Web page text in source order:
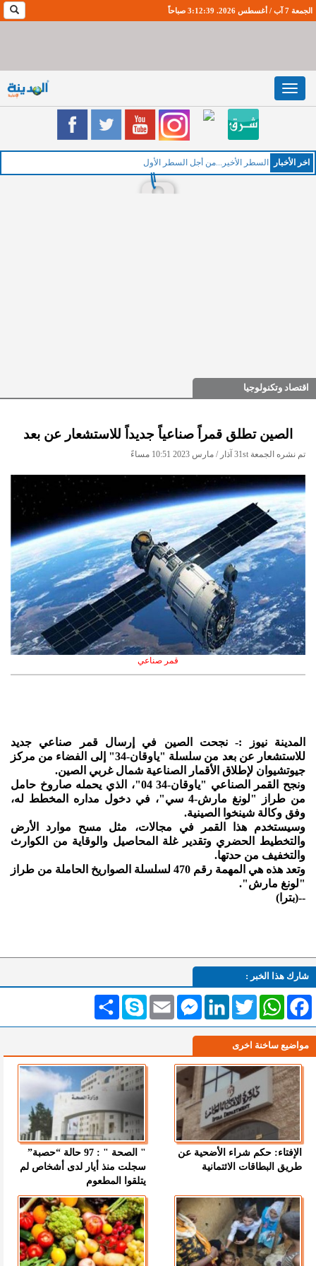
الجمعة 7 آب / أغسطس 2026. 3:12:40 صباحاً
Toggle
navigation
اخر اﻷخبار
اقتصاد وتكنولوجيا
الصين تطلق قمراً صناعياً جديداً للاستشعار عن بعد
تم نشره الجمعة 31st آذار / مارس 2023 10:51 مساءً
قمر صناعي
المدينة نيوز :- نجحت الصين في إرسال قمر صناعي جديد
للاستشعار عن بعد من سلسلة "ياوقان-34" إلى الفضاء من مركز
جيوتشيوان لإطلاق الأقمار الصناعية شمال غربي الصين.
ونجح القمر الصناعي "ياوقان-34 04"، الذي يحمله صاروخ حامل
من طراز "لونغ مارش-4 سي"، في دخول مداره المخطط له،
وفق وكالة شينخوا الصينية.
وسيستخدم هذا القمر في مجالات، مثل مسح موارد الأرض
والتخطيط الحضري وتقدير غلة المحاصيل والوقاية من الكوارث
والتخفيف من حدتها.
وتعد هذه هي المهمة رقم 470 لسلسلة الصواريخ الحاملة من طراز
"لونغ مارش".
--(بترا)
شارك هذا الخبر :
انشر Skype Email
MessengerLinkedInTwitterWhatsAppFacebook
مواضيع ساخنة اخرى
الإفتاء: حكم شراء الأضحية عن
طريق البطاقات الائتمانية
" الصحة " : 97 حالة “حصبة”
سجلت منذ أيار لدى أشخاص لم
يتلقوا المطعوم